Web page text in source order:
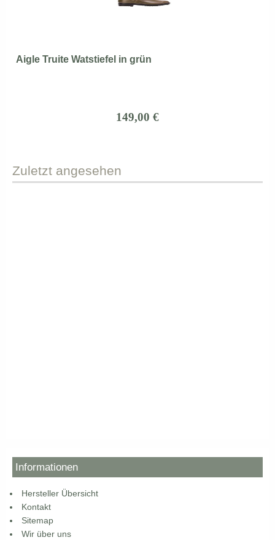
Aigle Truite Watstiefel in grün
149,00 €
Zuletzt angesehen
Informationen
Hersteller Übersicht
Kontakt
Sitemap
Wir über uns